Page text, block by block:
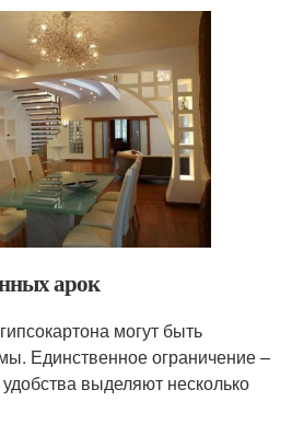
арок
могут быть
Единственное ограничение –
выделяют несколько